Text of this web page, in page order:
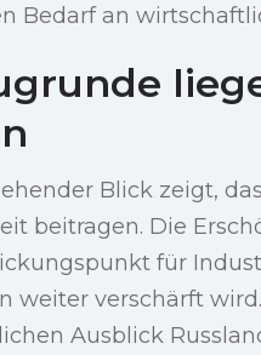
Bedarf an
Blick zeigt,
beitragen. Die
für
weiter verschärft
Ausblick